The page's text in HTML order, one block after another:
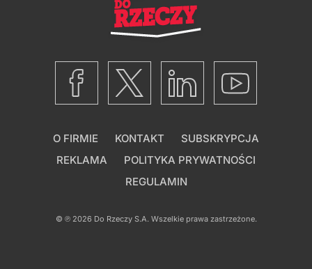
O FIRMIE KONTAKT
SUBSKRYPCJA
REKLAMA
POLITYKA PRYWATNOŚCI
REGULAMIN
© ℗ 2026 Do Rzeczy S.A.Wszelkie prawa zastrzeżone.